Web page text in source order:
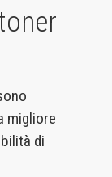
migliore
di